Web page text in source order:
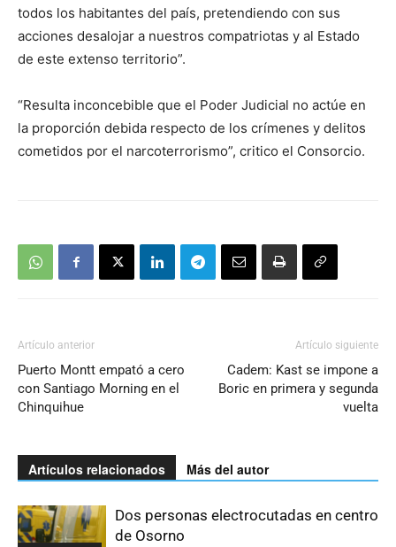
todos los habitantes del país, pretendiendo con sus
acciones desalojar a nuestros compatriotas y al Estado
de este extenso territorio”.
“Resulta inconcebible que el Poder Judicial no actúe en
la proporción debida respecto de los crímenes y delitos
cometidos por el narcoterrorismo”, critico el Consorcio.
Artículo anterior
Puerto Montt empató a cero
con Santiago Morning en el
Chinquihue
Artículo siguiente
Cadem: Kast se impone a
Boric en primera y segunda
vuelta
Artículos relacionados Más del autor
Dos personas electrocutadas en centro
de Osorno